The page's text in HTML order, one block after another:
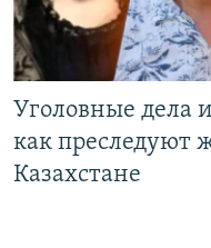
Уголовные дела
как преследуют
Казахстане